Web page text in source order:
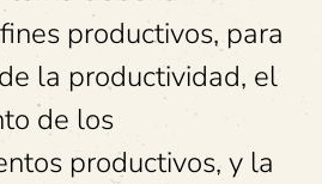
productivos, para
la productividad, el
de los
productivos, y la